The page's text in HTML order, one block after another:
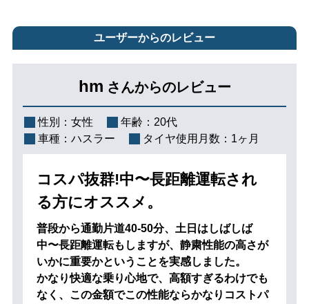
ユーザーからのレビュー
hm さんからのレビュー
性別： 女性 年齢： 20代
車種： ハスラー タイヤ使用月数： 1ヶ月
コスパ抜群!中〜長距離運転され
る方にオススメ。
普段から通勤片道40-50分、土日はしばしば
中〜長距離運転もしますが、静粛性能の高さが
いかに重要かということを実感しました。
かなり快適な乗り心地で、高額すぎるわけでも
なく、この金額でこの性能ならかなりコストパ